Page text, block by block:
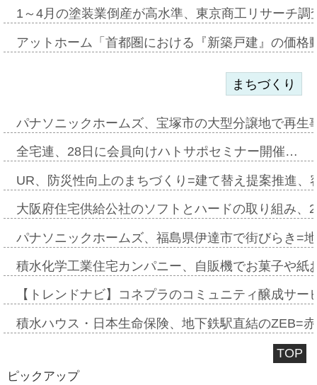
1～4月の塗装業倒産が高水準、東京商工リサーチ
アットホーム「首都圏における『新築戸建』の価
まちづくり
パナソニックホームズ、宝塚市の大型分譲地で再
全宅連、28日に会員向けハトサポセミナー開催…
UR、防災性向上のまちづくり=建て替え提案推進
大阪府住宅供給公社のソフトとハードの取り組み
パナソニックホームズ、福島県伊達市で街びらき=
積水化学工業住宅カンパニー、自販機でお菓子や
【トレンドナビ】コネプラのコミュニティ醸成サ
積水ハウス・日本生命保険、地下鉄駅直結のZEB=
TOP
ピックアップ